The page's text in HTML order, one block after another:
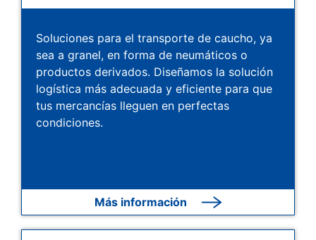
Soluciones para el transporte de caucho, ya
sea a granel, en forma de neumáticos o
productos derivados. Diseñamos la solución
logística más adecuada y eficiente para que
tus mercancías lleguen en perfectas
condiciones.
Más información